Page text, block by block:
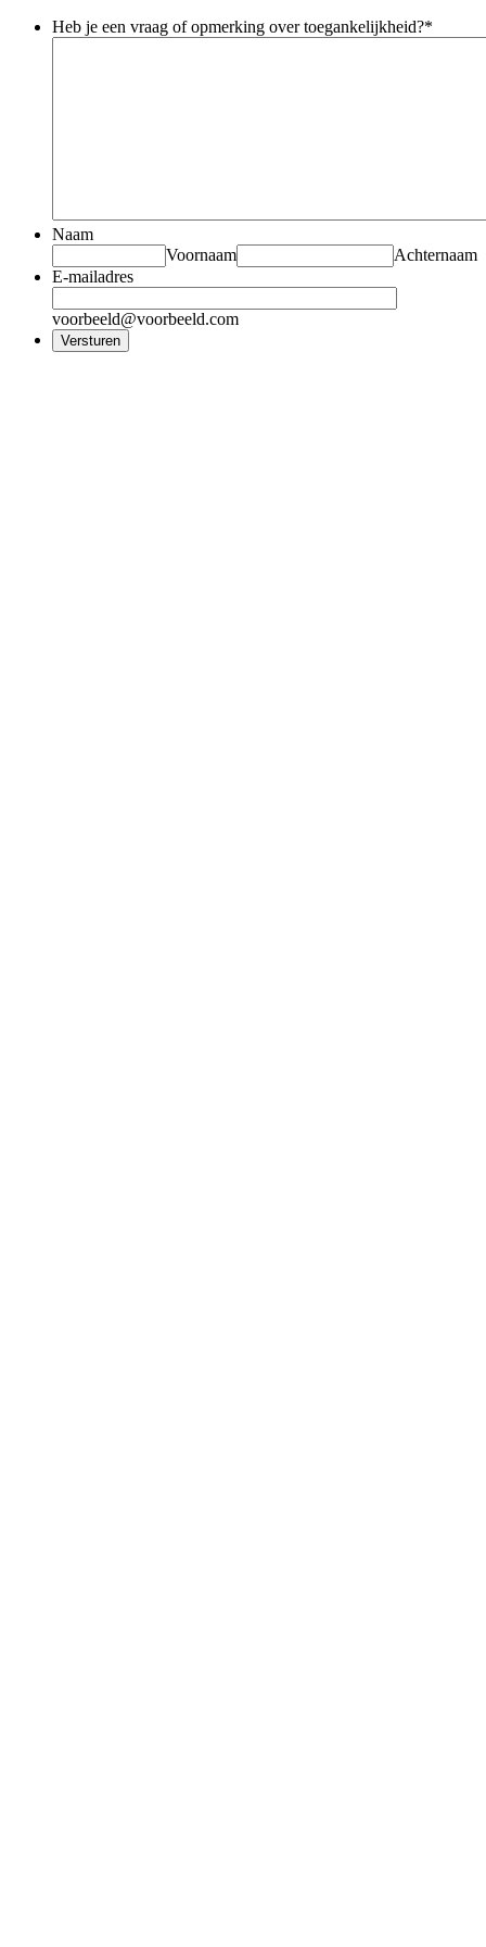
Heb je een vraag of opmerking over toegankelijkheid?*
Naam
Voornaam
Achternaam
E-mailadres
voorbeeld@voorbeeld.com
Versturen